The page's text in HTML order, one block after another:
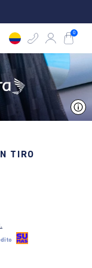
Rastrea tu pedido aquí
0
TIRO